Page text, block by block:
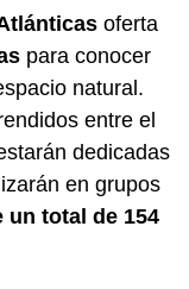
oferta
para conocer
natural.
entre el
dedicadas
en grupos
un total de 154